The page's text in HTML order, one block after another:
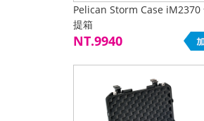
Pelican Storm Case iM2370
提箱
NT.9940